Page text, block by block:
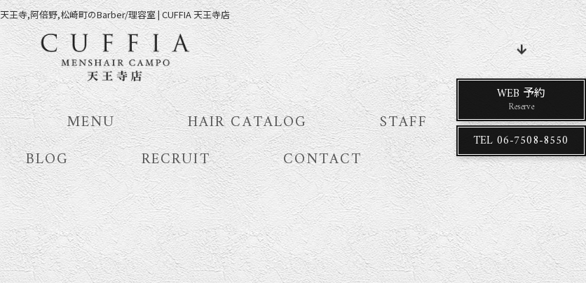
天王寺,阿倍野,松崎町のBarber/理容室 | CUFFIA 天王寺店
MENU HAIR CATALOG
STAFF
BLOG RECRUIT CONTACT
WEB 予約
Reserve
TEL 06-7508-8550